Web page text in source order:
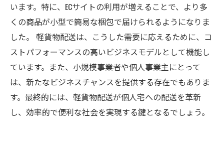
います。特に、ECサイトの利用が増えることで、より多
くの商品が小型で簡易な梱包で届けられるようになりま
した。 軽貨物配送は、こうした需要に応えるために、コ
ストパフォーマンスの高いビジネスモデルとして機能し
ています。また、小規模事業者や個人事業主にとって
は、新たなビジネスチャンスを提供する存在でもありま
す。最終的には、軽貨物配送が個人宅への配送を革新
し、効率的で便利な社会を実現する鍵となるでしょう。